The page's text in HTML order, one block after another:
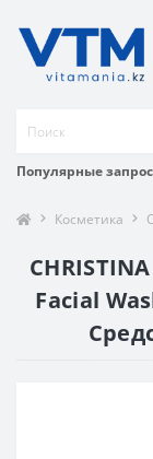
Популярные
Косметика
Facial